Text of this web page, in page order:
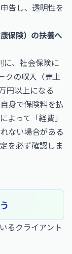
告し、透明性を
保険）の扶養へ
に、社会保険に
クの収入（売上
円以上になる
身で保険料を払
よって「経費」
ない場合がある
を必ず確認しま
るクライアント